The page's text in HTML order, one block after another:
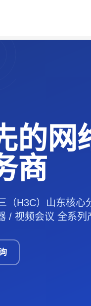
的网
商
（H3C）山东核心
/ 视频会议 全系列